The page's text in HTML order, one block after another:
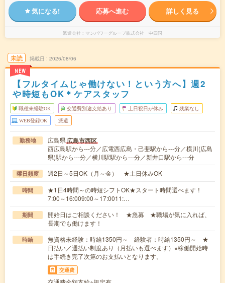
気になる! 応募へ進む 詳しく見る
派遣会社 マンパワーグループ株式会社 中四国
未読
NEW
掲載日 2026/08/06
【フルタイムじゃ働けない！という方へ】週2
や時短もOK＊ケアスタッフ
職種未経験OK 交通費別途支給あり 土日祝日が休み 残業なし
WEB登録OK 派遣
勤務地 広島県広島市西区
西広島駅から---分／広電西広島・己斐駅から---分／横川(広島
県)駅から---分／横川駅駅から---分／新井口駅から---分
曜日頻度 週2日～5日OK（月～金） ★土日休みOK
時間
★1日4時間～の時短シフトOK★スタート時間選べます！
7:00～16:009:00～17:0011:…
期間
開始日はご相談ください！ ★急募 ★職場が気に入れば、
長期でも働けます！
時給
無資格未経験：時給1350円～ 経験者：時給1350円～ ★
日払い／週払い制度あり（月払いも選べます）※稼働開始時
は手続き完了次第のお支払いとなります。
交通費